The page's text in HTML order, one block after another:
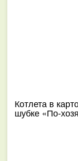
Котлета в
шубке «По-